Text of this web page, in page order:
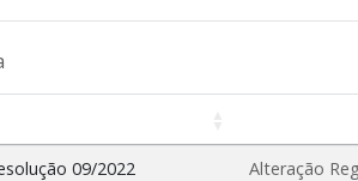
09/2022 Alteração